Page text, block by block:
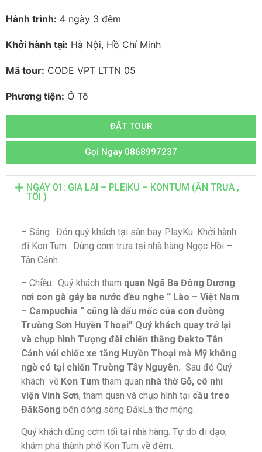
Hành trình: 4 ngày 3 đêm
Khởi hành tại: Hà Nội, Hồ Chí Minh
Mã tour: CODE VPT LTTN 05
Phương tiện: Ô Tô
ĐẶT TOUR
Gọi Ngay 0868997237
NGÀY 01: GIA LAI – PLEIKU – KONTUM (ĂN TRƯA ,
TỐI )
– Sáng: Đón quý khách tại sân bay PlayKu. Khởi hành
đi Kon Tum . Dùng cơm trưa tại nhà hàng Ngọc Hồi –
Tân Cảnh
– Chiều: Quý khách tham quan Ngã Ba Đông Dương
nơi con gà gáy ba nước đều nghe “ Lào – Việt Nam
– Campuchia “ cũng là dấu mốc của con đường
Trường Sơn Huyền Thoại” Quý khách quay trở lại
và chụp hình Tượng đài chiến thắng Đakto Tân
Cảnh với chiếc xe tăng Huyền Thoại mà Mỹ không
ngờ có tại chiến Trường Tây Nguyên. Sau đó Quý
khách về Kon Tum tham quan nhà thờ Gỗ, cô nhi
viện Vinh Sơn, tham quan và chụp hình tại cầu treo
ĐăkSong bên dòng sông ĐăkLa thơ mộng.
Quý khách dùng cơm tối tại nhà hàng. Tự do đi dạo,
khám phá thành phố Kon Tum về đêm.